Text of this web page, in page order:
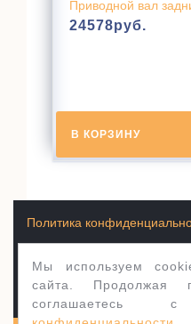
Приводной вал
24578руб.
В КОРЗИНУ
Мы используем
сайта. Продолжая
Условия продажи товаров
Политика